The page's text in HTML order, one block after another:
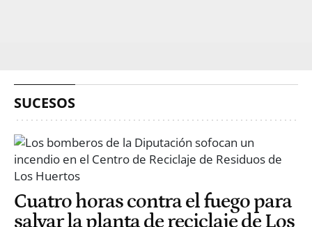
SUCESOS
Cuatro horas contra el fuego para
salvar la planta de reciclaje de Los